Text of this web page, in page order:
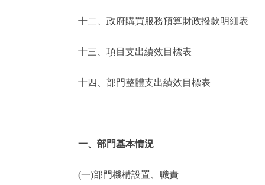
十二、政府購買服務預算財政撥款明細表
十三、項目支出績效目標表
十四、部門整體支出績效目標表
一、部門基本情況
(一)部門機構設置、職責